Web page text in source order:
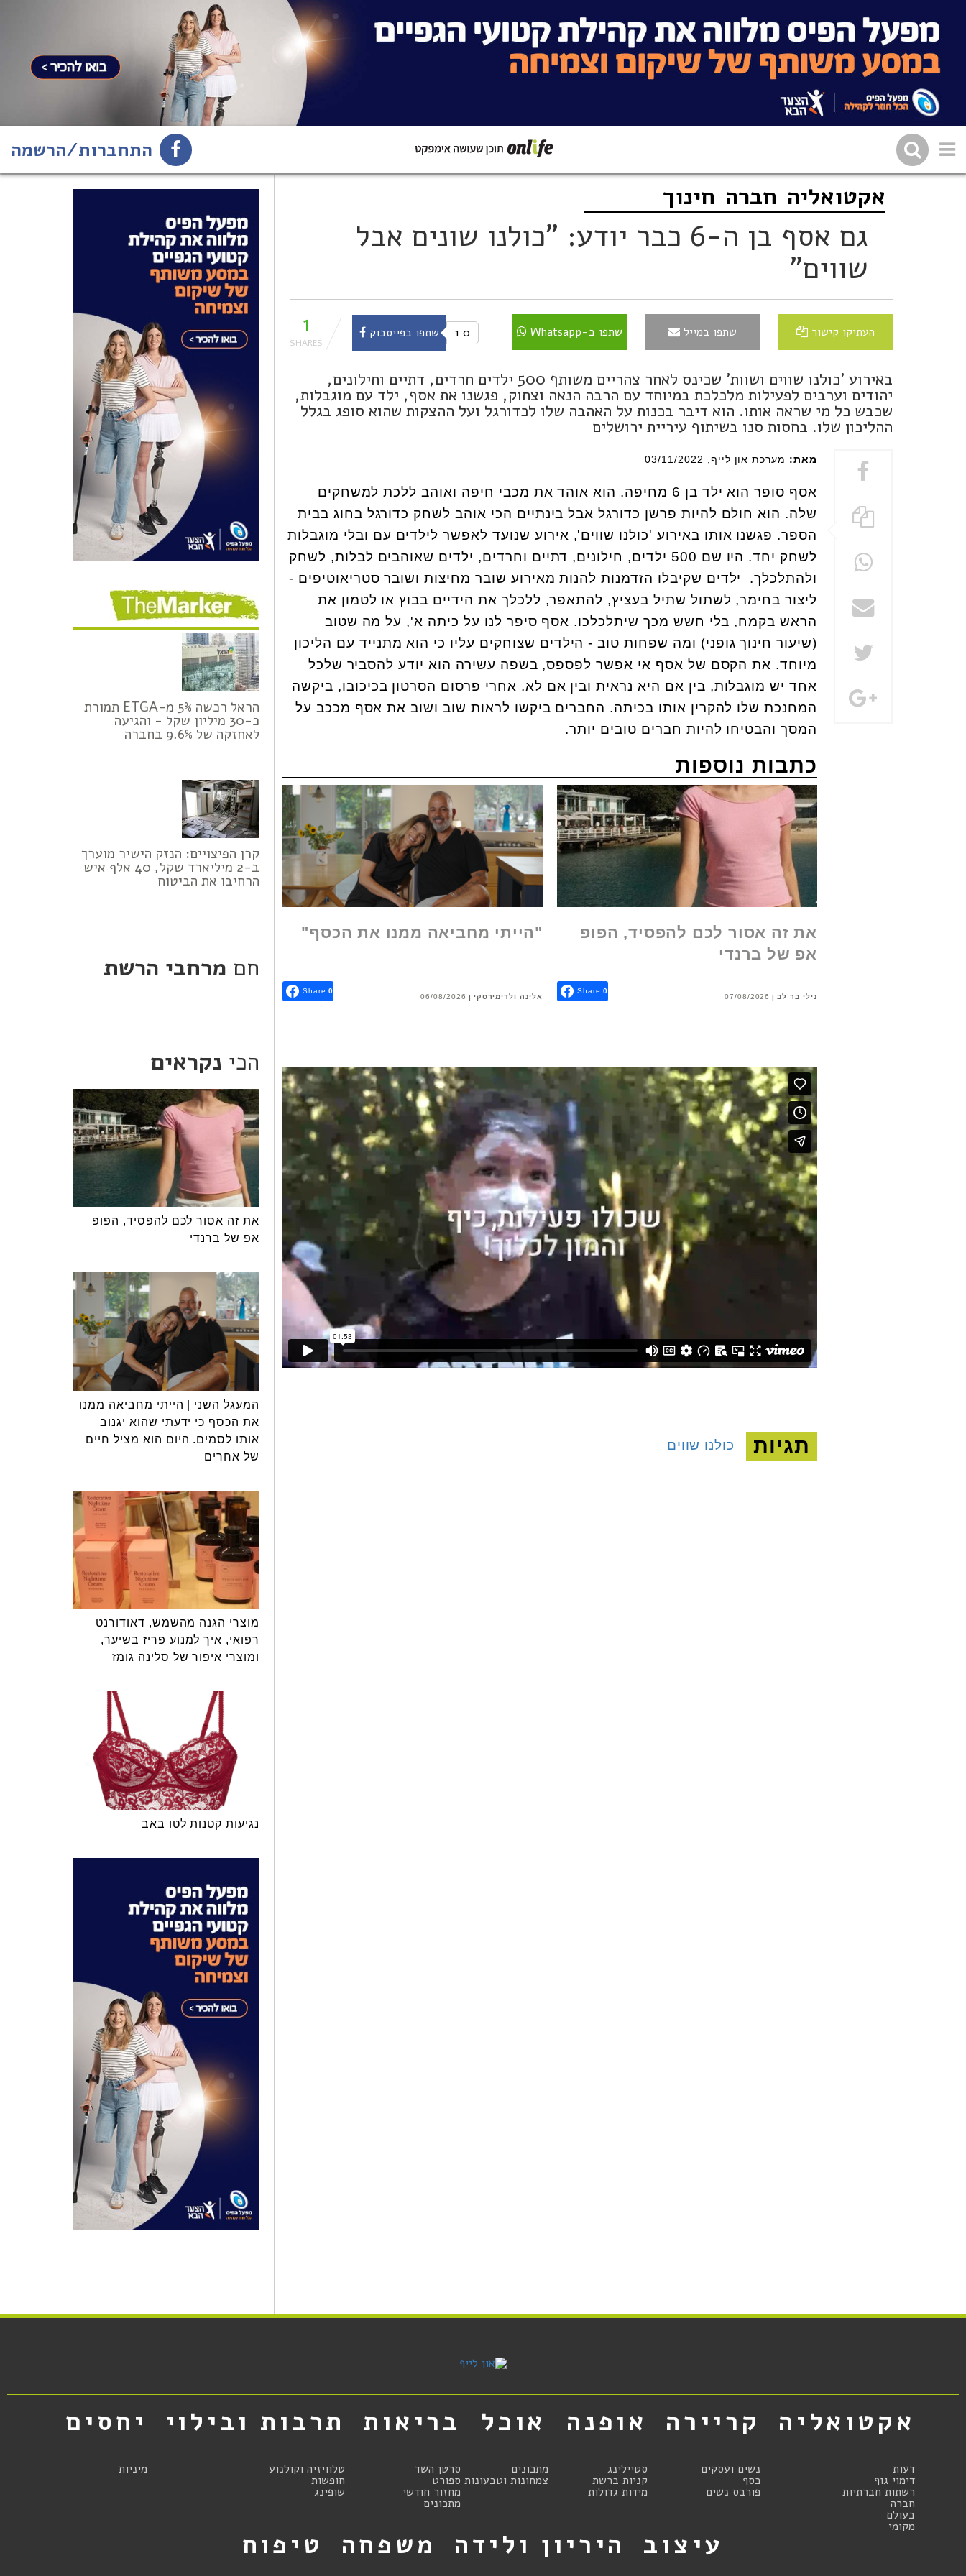
התחברות/הרשמה
שתפו בפייסבוק העתיקו קישור הירשמו לניוזלטר 1 אקטואליה חברה חינוך
גם אסף בן ה-6 כבר יודע: "כולנו שונים אבל
שווים"
העתיקו קישור שתפו במייל שתפו ב-Whatsapp 0 שתפו בפייסבוק 1
באירוע 'כולנו שווים ושוות' שכינס לאחר צהריים משותף 500 ילדים חרדים, דתיים וחילונים,
יהודים וערבים לפעילות מלכלכת במיוחד עם הרבה הנאה וצחוק, פגשנו את אסף, ילד עם מוגבלות,
שכבש כל מי שראה אותו. הוא דיבר בכנות על האהבה שלו לכדורגל ועל ההצקות שהוא סופג בגלל
ההליכון שלו. בחסות סנו בשיתוף עיריית ירושלים
מאת: מערכת און לייף, 03/11/2022
אסף סופר הוא ילד בן 6 מחיפה. הוא אוהד את מכבי חיפה ואוהב ללכת למשחקים
שלה. הוא חולם להיות פרשן כדורגל אבל בינתיים הכי אוהב לשחק כדורגל בחוג בבית
הספר. פגשנו אותו באירוע 'כולנו שווים', אירוע שנועד לאפשר לילדים עם ובלי מוגבלות
לשחק יחד. היו שם 500 ילדים, חילונים, דתיים וחרדים, ילדים שאוהבים לבלות, לשחק
ולהתלכלך. ילדים שקיבלו הזדמנות להנות מאירוע שובר מחיצות ושובר סטריאוטיפים -
ליצור בחימר, לשתול שתיל בעציץ, להתאפר, ללכלך את הידיים בבוץ או לטמון את
הראש בקמח, בלי חשש מכך שיתלכלכו. אסף סיפר לנו על כיתה א', על מה שטוב
(שיעור חינוך גופני) ומה שפחות טוב - הילדים שצוחקים עליו כי הוא מתנייד עם הליכון
מיוחד. את הקסם של אסף אי אפשר לפספס, בשפה עשירה הוא יודע להסביר שלכל
אחד יש מוגבלות, בין אם היא נראית ובין אם לא. אחרי פרסום הסרטון בכיכובו, ביקשה
המחנכת שלו להקרין אותו בכיתה. החברים ביקשו לראות שוב ושוב את אסף מככב על
המסך והבטיחו להיות חברים טובים יותר.
כתבות נוספות
את זה אסור לכם להפסיד, הפופ
אפ של ברנדי
נילי בר לב 07/08/2026
Share 0
"הייתי מחביאה ממנו את הכסף"
אלינה ולדימירסקי 06/08/2026
Share 0
תגיות כולנו שווים
הראל רכשה 5% מ-ETGA תמורת
כ-30 מיליון שקל - והגיעה
לאחזקה של 9.6% בחברה
קרן הפיצויים: הנזק הישיר מוערך
ב-2 מיליארד שקל, 40 אלף איש
הרחיבו את הביטוח
חם מרחבי הרשת
הכי נקראים
את זה אסור לכם להפסיד, הפופ
אפ של ברנדי
המעגל השני | הייתי מחביאה ממנו
את הכסף כי ידעתי שהוא יגנוב
אותו לסמים. היום הוא מציל חיים
של אחרים
מוצרי הגנה מהשמש, דאודורנט
רפואי, איך למנוע פריז בשיער,
ומוצרי איפור של סלינה גומז
נגיעות קטנות לטו באב
אקטואליה
דעות
דימוי גוף
רשתות חברתיות
חברה
בעולם
מקומי
קריירה
נשים ועסקים
כסף
פורבס נשים
אופנה
סטיילינג
קניות ברשת
מידות גדולות
אוכל
מתכונים
צמחונות וטבעונות
בריאות
סרטן השד
ספורט
מחזור חודשי
מתכונים
תרבות ובילוי
טלוויזיה וקולנוע
חופשות
שופינג
יחסים
מיניות
עיצוב היריון ולידה משפחה טיפוח